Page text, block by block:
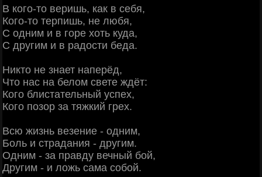
В кого-то веришь, как в себя,
Кого-то терпишь, не любя,
С одним и в горе хоть куда,
С другим и в радости беда.
Никто не знает наперёд,
Что нас на белом свете ждёт:
Кого блистательный успех,
Кого позор за тяжкий грех.
Всю жизнь везение - одним,
Боль и страдания - другим.
Одним - за правду вечный бой,
Другим - и ложь сама собой.